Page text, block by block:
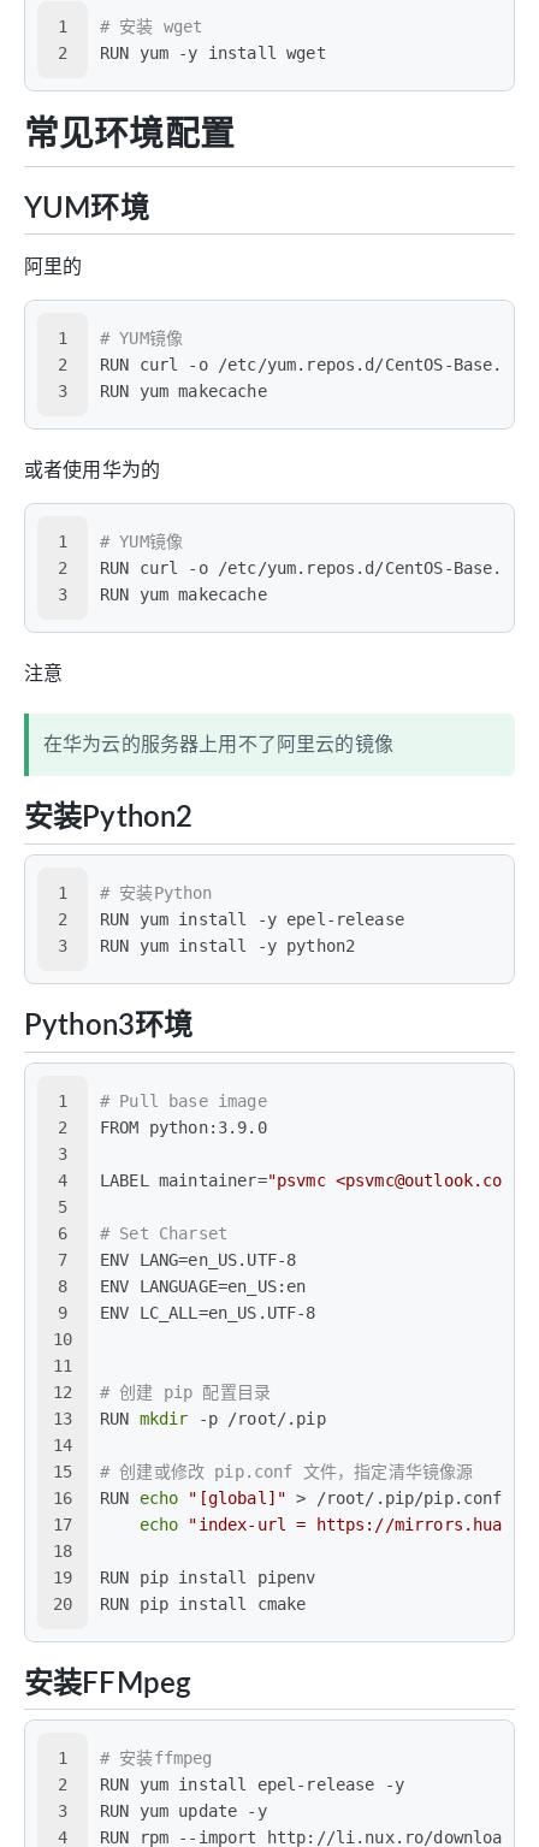
1
2
# 安装 wget
RUN yum -y install wget
常见环境配置
YUM环境
阿里的
1
2
3
# YUM镜像
RUN curl -o /etc/yum.repos.d/CentOS-
RUN yum makecache
或者使用华为的
1
2
3
# YUM镜像
RUN curl -o /etc/yum.repos.d/CentOS-
RUN yum makecache
注意
在华为云的服务器上用不了阿里云的镜像
安装Python2
1
2
3
# 安装Python
RUN yum install -y epel-release
RUN yum install -y python2
Python3环境
1
2
3
4
5
6
7
8
9
10
11
12
13
14
15
16
17
18
19
20
# Pull base image
FROM python:3.9.0
LABEL maintainer="psvmc <psvmc@outlook.com>"
# Set Charset
ENV LANG=en_US.UTF-8
ENV LANGUAGE=en_US:en
ENV LC_ALL=en_US.UTF-8
# 创建 pip 配置目录
RUN mkdir -p /root/.pip
# 创建或修改 pip.conf 文件，指定清华镜像源
RUN echo "[global]" > /root/.pip/pip.conf
echo
"index-url = https://
RUN pip install pipenv
RUN pip install cmake
安装FFMpeg
1
2
3
4
# 安装ffmpeg
RUN yum install epel-release -y
RUN yum update -y
RUN rpm --import http://li.nux.ro/download/nux/